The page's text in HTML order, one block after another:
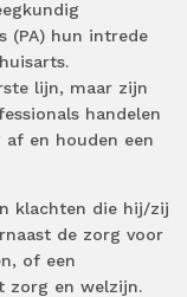
(PA) hun intrede
lijn, maar zijn
handelen
en houden een
klachten die hij/zij
de zorg voor
of een
zorg en welzijn.